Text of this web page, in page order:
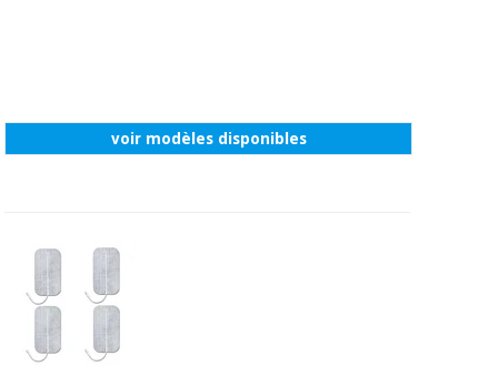
voir modèles disponibles